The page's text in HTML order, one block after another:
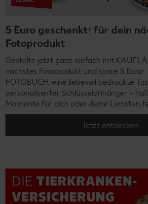
5 Euro geschenkt¹ für dein
Fotoprodukt
Gestalte jetzt ganz einfach mit
nächstes Fotoprodukt und spare 5
FOTOBUCH, eine liebevoll bedruckte
personalisierter Schlüsselanhänger –
Momente für dich oder deine Liebsten
Jetzt entdecken